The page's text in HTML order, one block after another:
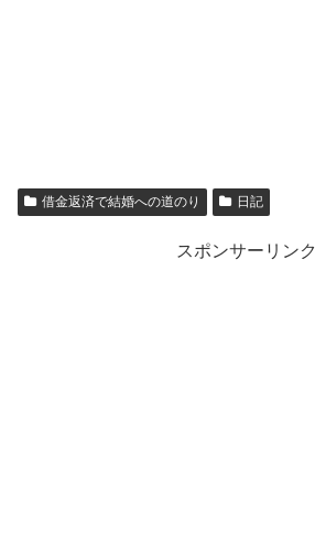
借金返済で結婚への道のり 日記
スポンサーリンク